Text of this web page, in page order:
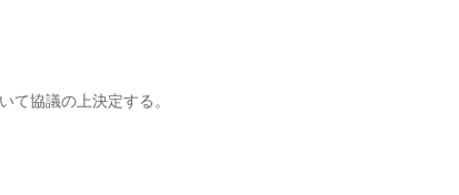
て協議の上決定する。